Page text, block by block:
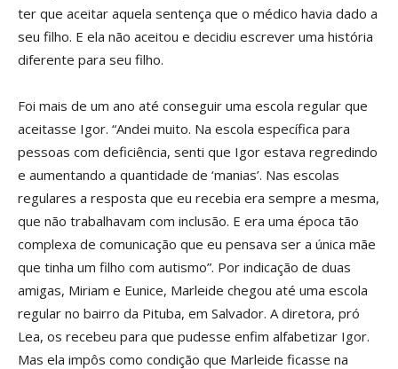
ter que aceitar aquela sentença que o médico havia dado a
seu filho. E ela não aceitou e decidiu escrever uma história
diferente para seu filho.
Foi mais de um ano até conseguir uma escola regular que
aceitasse Igor. “Andei muito. Na escola específica para
pessoas com deficiência, senti que Igor estava regredindo
e aumentando a quantidade de ‘manias’. Nas escolas
regulares a resposta que eu recebia era sempre a mesma,
que não trabalhavam com inclusão. E era uma época tão
complexa de comunicação que eu pensava ser a única mãe
que tinha um filho com autismo”. Por indicação de duas
amigas, Miriam e Eunice, Marleide chegou até uma escola
regular no bairro da Pituba, em Salvador. A diretora, pró
Lea, os recebeu para que pudesse enfim alfabetizar Igor.
Mas ela impôs como condição que Marleide ficasse na